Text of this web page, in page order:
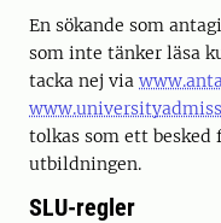
En sökande som
som inte tänker läsa
tacka nej via
tolkas som ett
utbildningen.
SLU-regler